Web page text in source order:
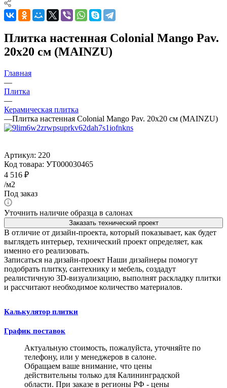
Плитка настенная Colonial Mango Pav.
20x20 см (MAINZU)
Главная
—
Плитка
—
Керамическая плитка
—Плитка настенная Colonial Mango Pav. 20x20 см (MAINZU)
Артикул: 220
Код товара: УТ000030465
4 516 ₽
/м2
Под заказ
Уточнить наличие образца в салонах
Заказать технический проект
В отличие от дизайн-проекта, который показывает, как будет
выглядеть интерьер, технический проект определяет, как
именно его реализовать.
Записаться на дизайн-проект Наши дизайнеры помогут
подобрать плитку, сантехнику и мебель, создадут
реалистичную 3D-визуализацию, выполнят раскладку плитки
и рассчитают необходимое количество материалов.
Калькулятор плитки
График поставок
Актуальную стоимость, пожалуйста, уточняйте по
телефону, или у менеджеров в салоне.
Обращаем ваше внимание, что цены
действительны только для Калининградской
области. При заказе в регионы РФ - цены